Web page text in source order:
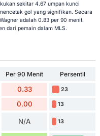
sekitar 4.67 umpan kunci
gol yang signifikan. Secara
adalah 0.83 per 90 menit.
dari pemain dalam MLS.
Per 90 Menit
Persentil
0.33 23
0.00 13
N/A 13